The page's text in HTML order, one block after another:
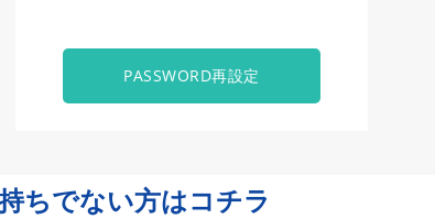
PASSWORD再設定
ちでない方はコチラ